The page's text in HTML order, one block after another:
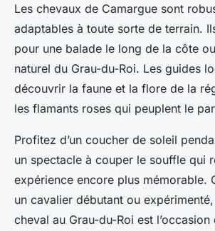
Les chevaux de Camargue sont
adaptables à toute sorte de terrain.
pour une balade le long de la côte
naturel du Grau-du-Roi. Les guides
découvrir la faune et la flore de la
les flamants roses qui peuplent le
Profitez d’un coucher de soleil
un spectacle à couper le souffle qui
expérience encore plus mémorable.
un cavalier débutant ou
cheval au Grau-du-Roi est